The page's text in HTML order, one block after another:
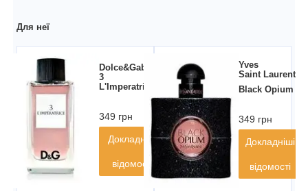
Для неї
Dolce&Gabbana
3
L'Imperatrice
349 грн
Докладніші
відомості
Yves
Saint Laurent
Black Opium
349 грн
Докладніші
відомості